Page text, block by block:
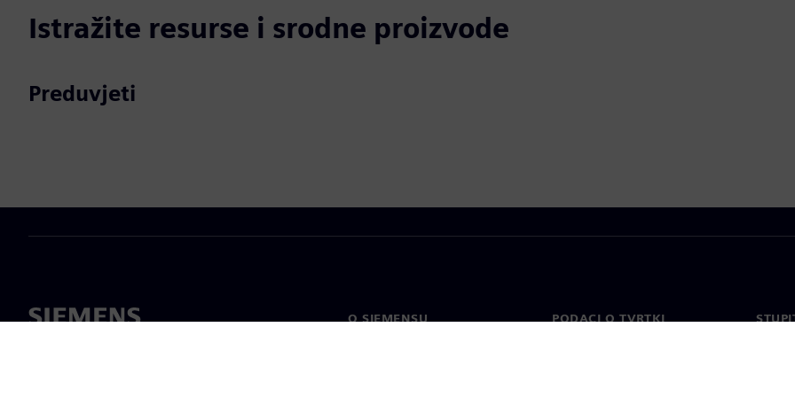
Istražite resurse i srodne proizvode
Preduvjeti
O SIEMENSU PODACI O TVRTKI